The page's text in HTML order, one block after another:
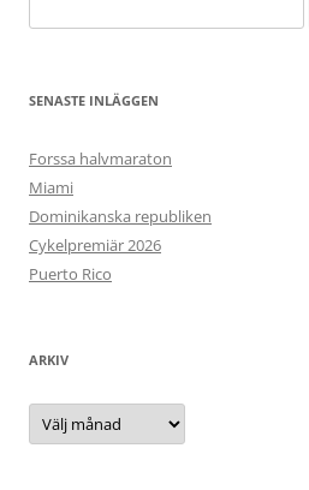
efter:
SENASTE INLÄGGEN
Forssa halvmaraton
Miami
Dominikanska republiken
Cykelpremiär 2026
Puerto Rico
ARKIV
Arkiv